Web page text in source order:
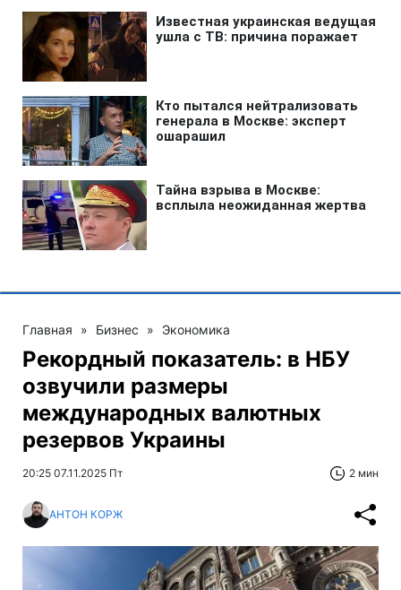
Главная » Бизнес » Экономика
Рекордный показатель: в НБУ
озвучили размеры
международных валютных
резервов Украины
20:25 07.11.2025 Пт 2 мин
АНТОН КОРЖ